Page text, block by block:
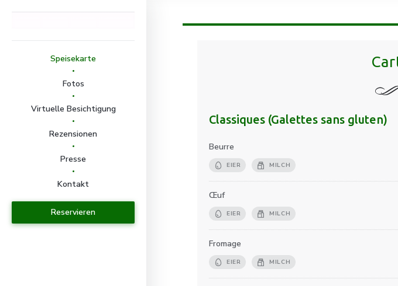
Speisekarte
Fotos
Virtuelle Besichtigung
Rezensionen
Presse
Kontakt
Reservieren
Classiques (Galettes sans gluten)
Beurre
EIER MILCH
Œuf
EIER MILCH
Fromage
EIER MILCH